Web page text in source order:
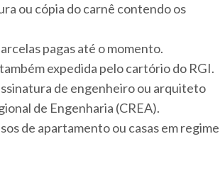
ou cópia do carnê contendo os
pagas até o momento.
expedida pelo cartório do RGI.
de engenheiro ou arquiteto
de Engenharia (CREA).
de apartamento ou casas em regime